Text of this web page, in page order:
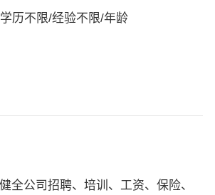
历不限/经验不限/年龄
全公司招聘、培训、工资、保险、